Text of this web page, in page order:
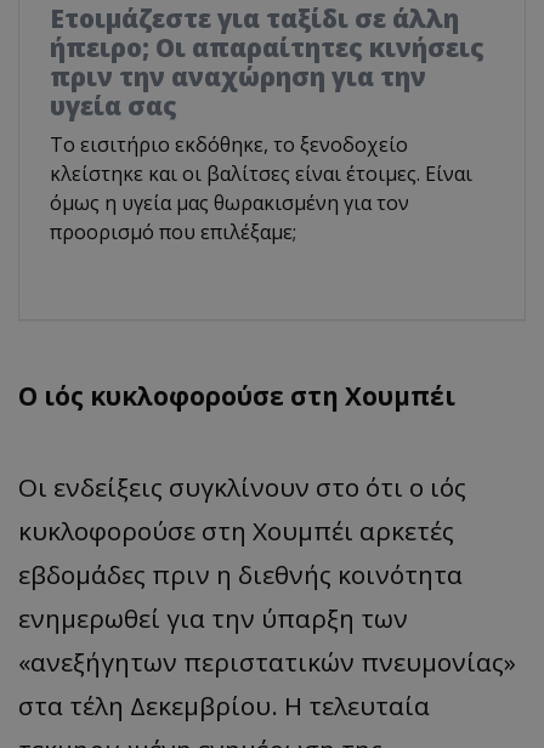
Ετοιμάζεστε για ταξίδι σε άλλη
ήπειρο; Οι απαραίτητες κινήσεις
πριν την αναχώρηση για την
υγεία σας
Το εισιτήριο εκδόθηκε, το ξενοδοχείο
κλείστηκε και οι βαλίτσες είναι έτοιμες. Είναι
όμως η υγεία μας θωρακισμένη για τον
προορισμό που επιλέξαμε;
Ο ιός κυκλοφορούσε στη Χουμπέι
Οι ενδείξεις συγκλίνουν στο ότι ο ιός
κυκλοφορούσε στη Χουμπέι αρκετές
εβδομάδες πριν η διεθνής κοινότητα
ενημερωθεί για την ύπαρξη των
«ανεξήγητων περιστατικών πνευμονίας»
στα τέλη Δεκεμβρίου. Η τελευταία